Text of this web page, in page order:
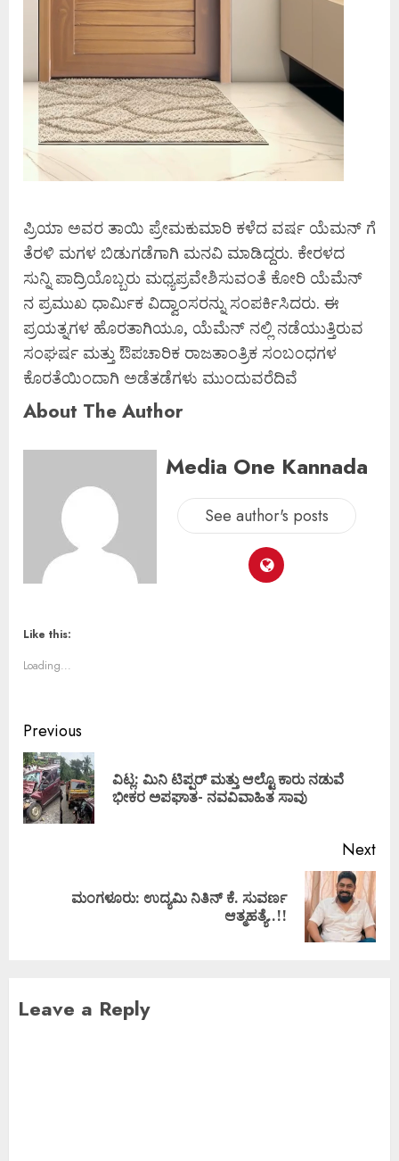
ಪ್ರಿಯಾ ಅವರ ತಾಯಿ ಪ್ರೇಮಕುಮಾರಿ ಕಳೆದ ವರ್ಷ ಯೆಮನ್ ಗೆ
ತೆರಳಿ ಮಗಳ ಬಿಡುಗಡೆಗಾಗಿ ಮನವಿ ಮಾಡಿದ್ದರು. ಕೇರಳದ
ಸುನ್ನಿ ಪಾದ್ರಿಯೊಬ್ಬರು ಮಧ್ಯಪ್ರವೇಶಿಸುವಂತೆ ಕೋರಿ ಯೆಮೆನ್
ನ ಪ್ರಮುಖ ಧಾರ್ಮಿಕ ವಿದ್ವಾಂಸರನ್ನು ಸಂಪರ್ಕಿಸಿದರು. ಈ
ಪ್ರಯತ್ನಗಳ ಹೊರತಾಗಿಯೂ, ಯೆಮೆನ್ ನಲ್ಲಿ ನಡೆಯುತ್ತಿರುವ
ಸಂಘರ್ಷ ಮತ್ತು ಔಪಚಾರಿಕ ರಾಜತಾಂತ್ರಿಕ ಸಂಬಂಧಗಳ
ಕೊರತೆಯಿಂದಾಗಿ ಅಡೆತಡೆಗಳು ಮುಂದುವರೆದಿವೆ
About The Author
Media One Kannada
See author's posts
Like this:
Loading...
Previous
ವಿಟ್ಲ: ಮಿನಿ ಟಿಪ್ಪರ್ ಮತ್ತು ಆಲ್ಟೊ ಕಾರು ನಡುವೆ
ಭೀಕರ ಅಪಘಾತ- ನವವಿವಾಹಿತ ಸಾವು
Next
ಮಂಗಳೂರು: ಉದ್ಯಮಿ ನಿತಿನ್ ಕೆ. ಸುವರ್ಣ
ಆತ್ಮಹತ್ಯೆ..!!
Leave a Reply